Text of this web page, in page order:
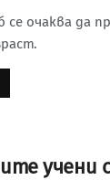
очаква да
учени